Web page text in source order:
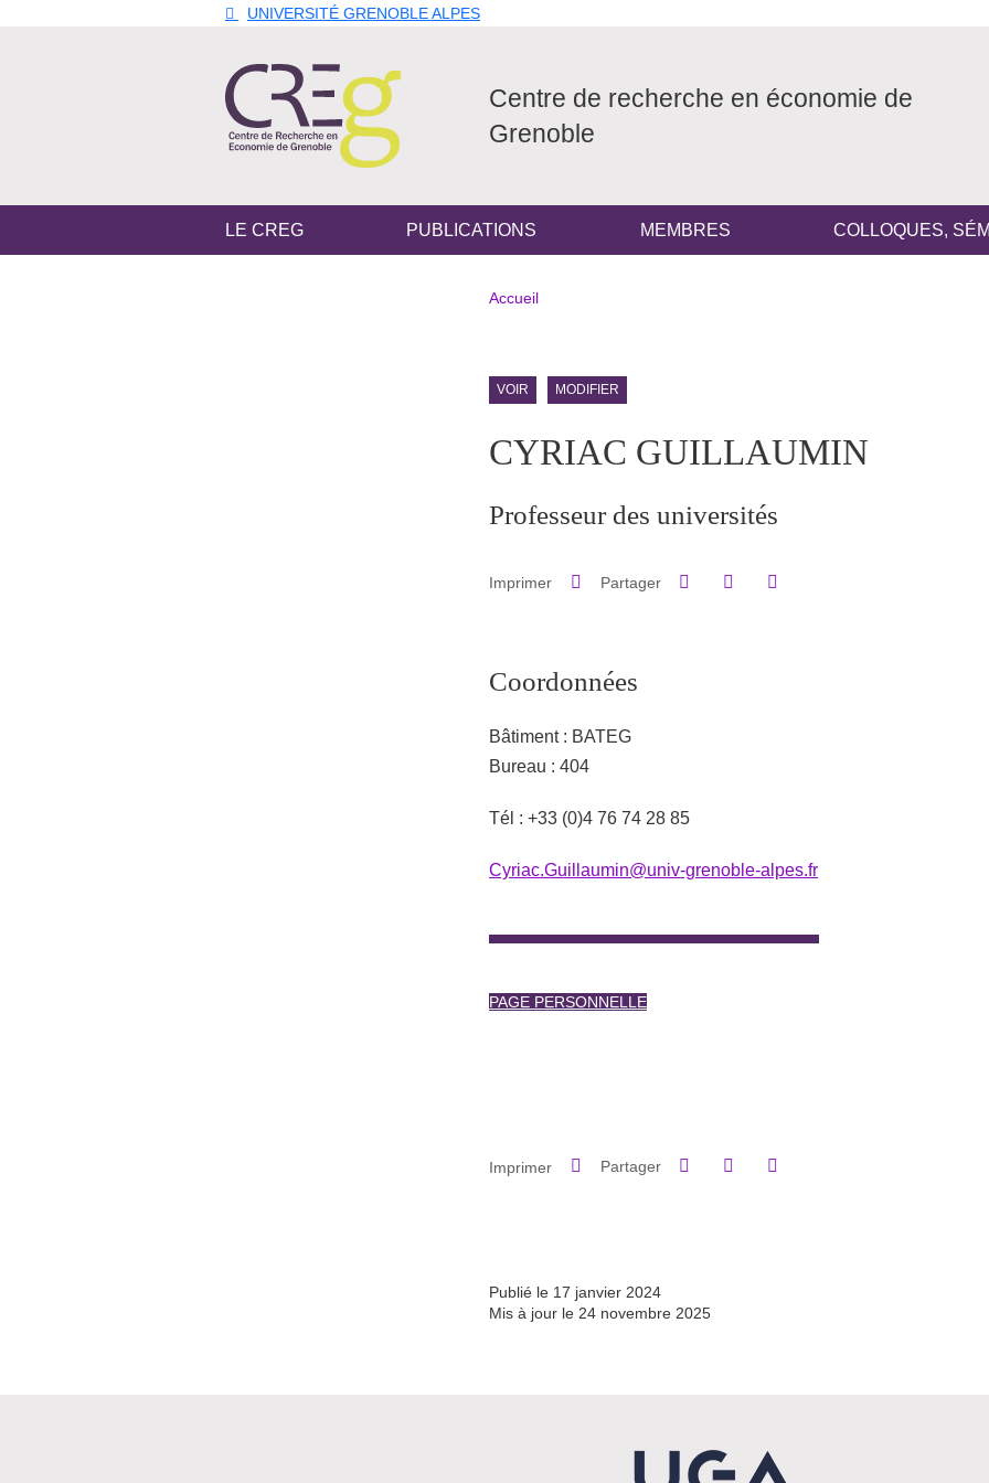
UNIVERSITÉ GRENOBLE ALPES
Centre de recherche en économie de
Grenoble
Navigation principale
LE CREG PUBLICATIONS MEMBRES COLLOQUES,
Fil d'Ariane
Accueil
Navigation principale Sidebar (users/bibcite)
Onglets principaux
VOIR MODIFIER
CYRIAC GUILLAUMIN
Professeur des universités
Imprimer Partager Partager sur Facebook
Partager sur LinkedIn
Coordonnées
Bâtiment : BATEG
Bureau : 404
Autre lieu de travail
Tél : +33 (0)4 76 74 28 85
Cyriac.Guillaumin@univ-grenoble-alpes.fr
PAGE PERSONNELLE
Imprimer Partager Partager sur Facebook
Partager sur LinkedIn
Publié le 17 janvier 2024
Mis à jour le 24 novembre 2025